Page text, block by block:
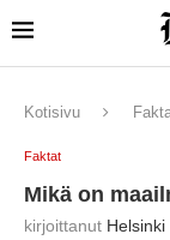
Kotisivu
Faktat
Mikä on
kirjoittanut Helsinki